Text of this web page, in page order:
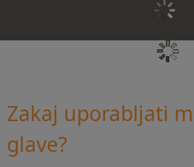
Zakaj uporabljati
glave?